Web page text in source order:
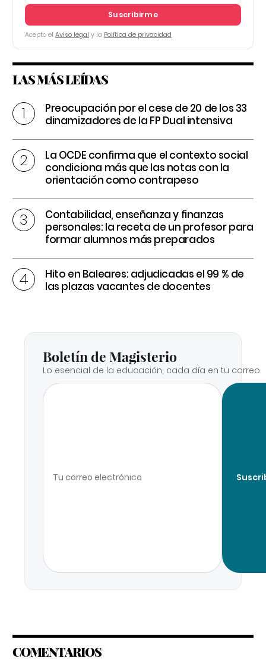
Suscribirme
Acepto el Aviso legal y la Política de privacidad
LAS MÁS LEÍDAS
Preocupación por el cese de 20 de los 33
dinamizadores de la FP Dual intensiva
La OCDE confirma que el contexto social
condiciona más que las notas con la
orientación como contrapeso
Contabilidad, enseñanza y finanzas
personales: la receta de un profesor para
formar alumnos más preparados
Hito en Baleares: adjudicadas el 99 % de
las plazas vacantes de docentes
Boletín de Magisterio
Lo esencial de la educación, cada día en tu correo.
COMENTARIOS